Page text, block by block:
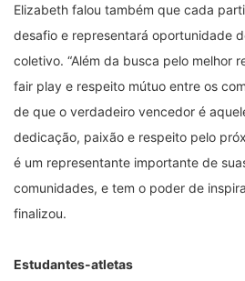
Elizabeth falou também que cada
desafio e representará oportunidade
coletivo. “Além da busca pelo melhor
fair play e respeito mútuo entre os
de que o verdadeiro vencedor é
dedicação, paixão e respeito pelo
é um representante importante de
comunidades, e tem o poder de
finalizou.
Estudantes-atletas